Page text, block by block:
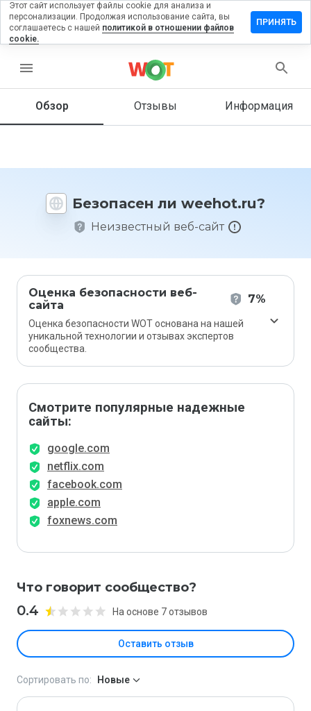
menu
Обзор Отзывы Информация
Безопасен ли weehot.ru?
Неизвестный веб-сайт
Оценка безопасности веб-
сайта
7%
Оценка безопасности WOT основана на нашей
уникальной технологии и отзывах экспертов
сообщества.
Смотрите популярные надежные
сайты:
google.com
netflix.com
facebook.com
apple.com
foxnews.com
Что говорит сообщество?
0.4 На основе 7 отзывов
Оставить отзыв
на
Как бы
этот
1 до 5?
Сортировать по: Новые
Этот сайт использует файлы cookie для анализа и
персонализации. Продолжая использование сайта, вы
соглашаетесь с нашей политикой в отношении файлов
cookie.
ПРИНЯТЬ